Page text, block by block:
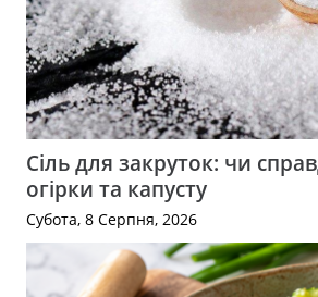
Сіль для закруток: чи
огірки та капусту
Субота, 8 Серпня, 2026